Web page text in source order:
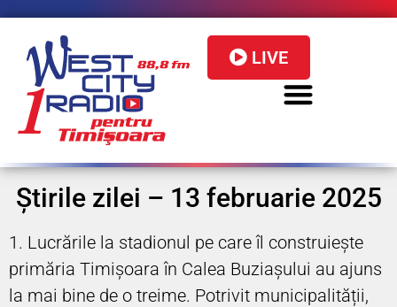
LIVE
Știrile zilei – 13 februarie 2025
1. Lucrările la stadionul pe care îl construiește
primăria Timișoara în Calea Buziașului au ajuns
la mai bine de o treime. Potrivit municipalității,